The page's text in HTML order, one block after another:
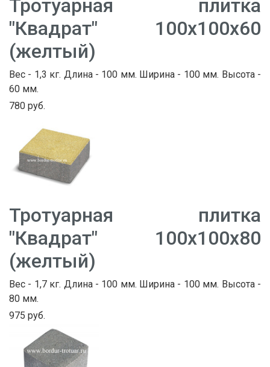
Тротуарная плитка
"Квадрат" 100х100х60
(желтый)
Вес - 1,3 кг. Длина - 100 мм. Ширина - 100 мм. Высота -
60 мм.
780 руб.
Тротуарная плитка
"Квадрат" 100х100х80
(желтый)
Вес - 1,7 кг. Длина - 100 мм. Ширина - 100 мм. Высота -
80 мм.
975 руб.